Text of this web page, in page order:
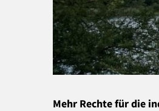
Mehr Rechte für die